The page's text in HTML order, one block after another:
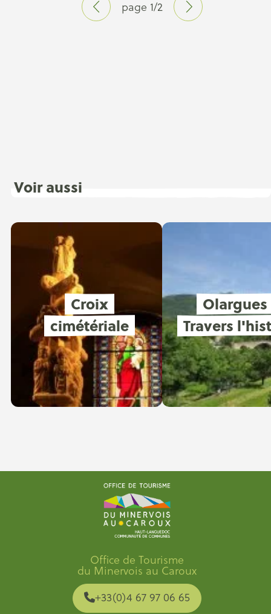
page 1/2
Voir aussi
Croix
cimétériale
Olargues
Travers
Office de Tourisme
du Minervois au Caroux
+33(0)4 67 97 06 65